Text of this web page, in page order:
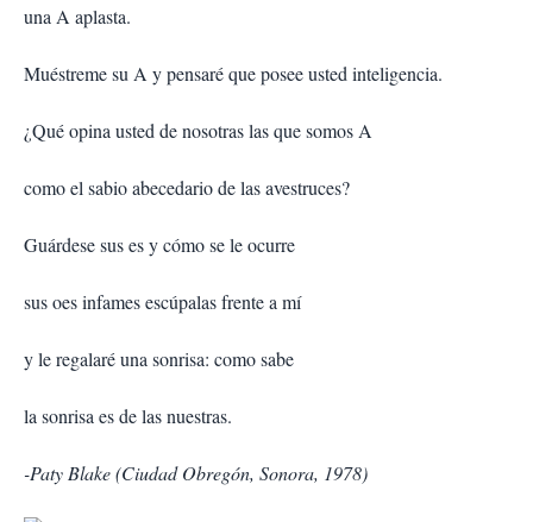
una A aplasta.
Muéstreme su A y pensaré que posee usted inteligencia.
¿Qué opina usted de nosotras las que somos A
como el sabio abecedario de las avestruces?
Guárdese sus es y cómo se le ocurre
sus oes infames escúpalas frente a mí
y le regalaré una sonrisa: como sabe
la sonrisa es de las nuestras.
-Paty Blake (Ciudad Obregón, Sonora, 1978)